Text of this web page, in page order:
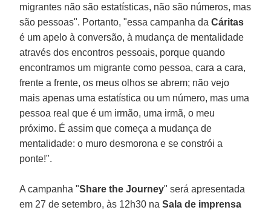
migrantes não são estatísticas, não são números, mas
são pessoas". Portanto, "essa campanha daCáritas
é um apelo à conversão, à mudança de mentalidade
através dos encontros pessoais, porque quando
encontramos um migrante como pessoa, cara a cara,
frente a frente, os meus olhos se abrem; não vejo
mais apenas uma estatística ou um número, mas uma
pessoa real que é um irmão, uma irmã, o meu
próximo. É assim que começa a mudança de
mentalidade: o muro desmorona e se constrói a
ponte!".
A campanha "Share the Journey" será apresentada
em 27 de setembro, às 12h30 naSala de imprensa